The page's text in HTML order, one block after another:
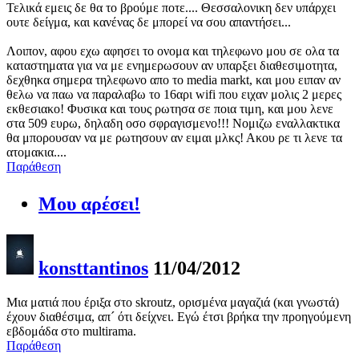
Τελικά εμεις δε θα το βρούμε ποτε.... Θεσσαλονικη δεν υπάρχει
ουτε δείγμα, και κανένας δε μπορεί να σου απαντήσει...
Λοιπον, αφου εχω αφησει το ονομα και τηλεφωνο μου σε ολα τα
καταστηματα για να με ενημερωσουν αν υπαρξει διαθεσιμοτητα,
δεχθηκα σημερα τηλεφωνο απο το media markt, και μου ειπαν αν
θελω να παω να παραλαβω το 16αρι wifi που ειχαν μολις 2 μερες
εκθεσιακο! Φυσικα και τους ρωτησα σε ποια τιμη, και μου λενε
στα 509 ευρω, δηλαδη οσο σφραγισμενο!!! Νομιζω εναλλακτικα
θα μπορουσαν να με ρωτησουν αν ειμαι μλκς! Ακου ρε τι λενε τα
ατομακια....
Παράθεση
Μου αρέσει!
konsttantinos 11/04/2012
Μια ματιά που έριξα στο skroutz, ορισμένα μαγαζιά (και γνωστά)
έχουν διαθέσιμα, απ´ ότι δείχνει. Εγώ έτσι βρήκα την προηγούμενη
εβδομάδα στο multirama.
Παράθεση